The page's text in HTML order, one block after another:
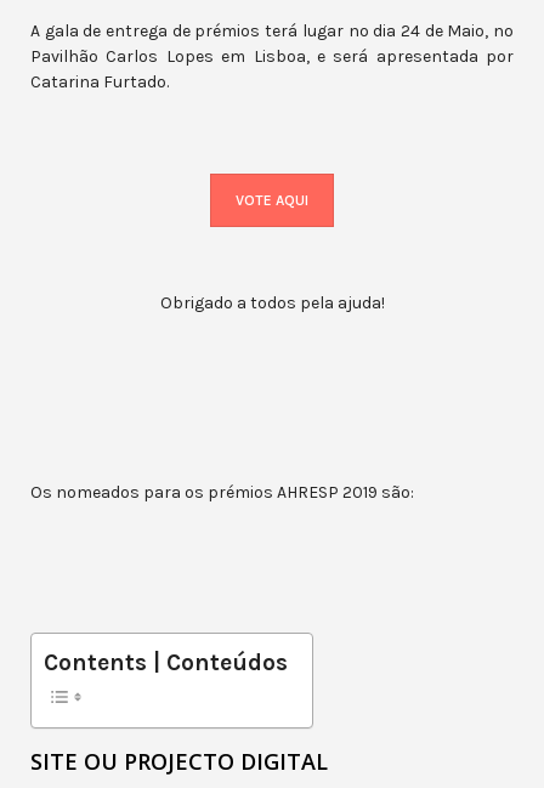
A gala de entrega de prémios terá lugar no dia 24 de Maio, no
Pavilhão Carlos Lopes em Lisboa, e será apresentada por
Catarina Furtado.
VOTE AQUI
Obrigado a todos pela ajuda!
Os nomeados para os prémios AHRESP 2019 são:
Contents | Conteúdos
SITE OU PROJECTO DIGITAL